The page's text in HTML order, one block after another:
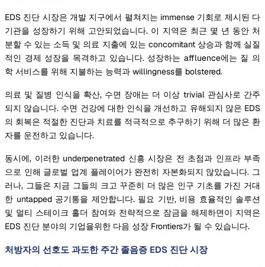
EDS 진단 시장은 개발 지구에서 펼쳐지는 immense 기회로 제시된 다
기관을 성장하기 위해 고안되었습니다. 이 지역은 최근 몇 년 동안 처
분할 수 있는 소득 및 의료 지출에 있는 concomitant 상승과 함께 실질
적인 경제 성장을 목격하고 있습니다. 성장하는 affluence에는 질 의
학 서비스를 위해 지불하는 능력과 willingness를 bolstered.
의료 및 질병 인식을 확산, 수면 장애는 더 이상 trivial 관심사로 간주
되지 않습니다. 수면 건강에 대한 인식을 개선하고 유해되지 않은 EDS
의 회복은 적절한 진단과 치료를 적극적으로 추구하기 위해 더 많은 환
자를 운전하고 있습니다.
동시에, 이러한 underpenetrated 신흥 시장은 전 초점과 인프라 부족
으로 인해 글로벌 업계 플레이어가 완전히 자본화되지 않았습니다. 그
러나, 그들은 지금 그들의 크고 꾸준히 더 많은 인구 기초를 가진 거대
한 untapped 공기통을 제안합니다. 필요 기반, 비용 효율적인 솔루션
및 멀티 스테이크 홀더 참여와 전략적으로 잠금을 해제하면이 지역은
EDS 진단 분야의 기업을위한 다음 성장 Frontiers가 될 수 있습니다.
처방자의 선호도 과도한 주간 졸음증 EDS 진단 시장